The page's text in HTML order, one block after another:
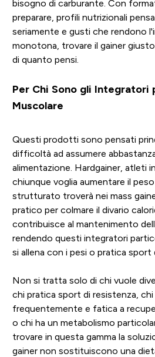
bisogno di carburante. Con
preparare, profili nutrizionali
seriamente e gusti che rendono
monotona, trovare il gainer
di quanto pensi.
Per Chi Sono gli Integratori
Muscolare
Questi prodotti sono pensati
difficoltà ad assumere
alimentazione. Hardgainer, atleti
chiunque voglia aumentare il
strutturato troverà nei mass
pratico per colmare il divario
contribuisce al mantenimento
rendendo questi integratori
si allena con i pesi o pratica sport
Non si tratta solo di chi vuole
chi pratica sport di resistenza, chi
frequentemente e fatica a
o chi ha un metabolismo
trovare in questa gamma la
gainer non sostituiscono una